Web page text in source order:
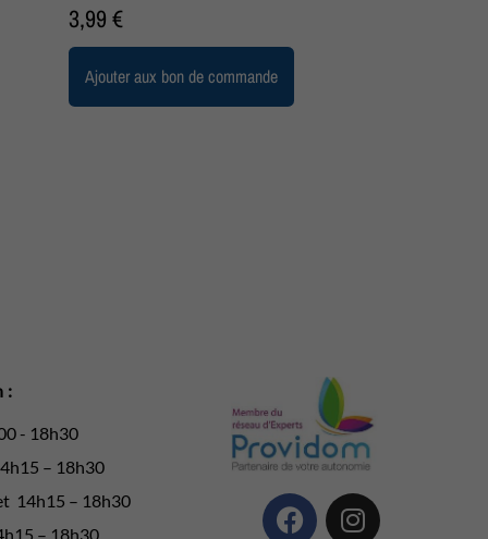
3,99 €
Ajouter aux bon de commande
:
- 18h30
– 18h30
14h15 – 18h30
– 18h30